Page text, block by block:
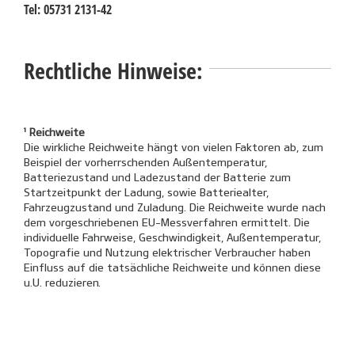
Tel:05731 2131-42
Rechtliche Hinweise:
¹ Reichweite
Die wirkliche Reichweite hängt von vielen Faktoren ab, zum
Beispiel der vorherrschenden Außentemperatur,
Batteriezustand und Ladezustand der Batterie zum
Startzeitpunkt der Ladung, sowie Batteriealter,
Fahrzeugzustand und Zuladung. Die Reichweite wurde nach
dem vorgeschriebenen EU-Messverfahren ermittelt. Die
individuelle Fahrweise, Geschwindigkeit, Außentemperatur,
Topografie und Nutzung elektrischer Verbraucher haben
Einfluss auf die tatsächliche Reichweite und können diese
u.U. reduzieren.